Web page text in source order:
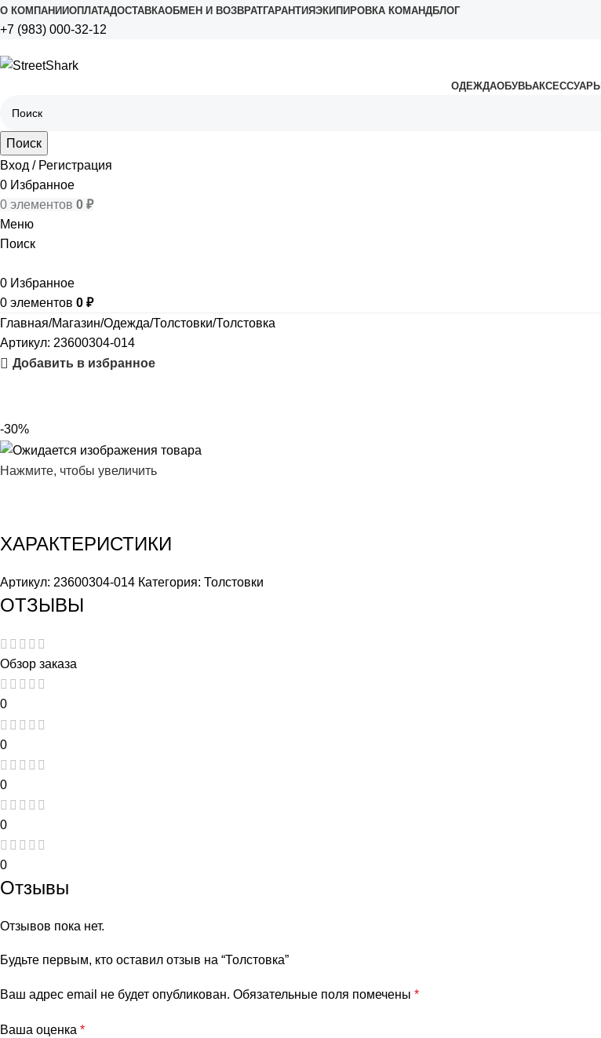
О КОМПАНИИОПЛАТАДОСТАВКАОБМЕН И ВОЗВРАТГАРАНТИЯЭКИПИРОВКА КОМАНДБЛОГ
+7 (983) 000-32-12
ОДЕЖДАОБУВЬАКСЕССУАРЫ
Поиск
Вход / Регистрация
0 Избранное
0 элементов 0 ₽
Меню
Поиск
0 Избранное
0 элементов 0 ₽
Главная Магазин Одежда Толстовки Толстовка
Артикул: 23600304-014
Добавить в избранное
-30%
Нажмите, чтобы увеличить
ХАРАКТЕРИСТИКИ
Артикул: 23600304-014 Категория: Толстовки
ОТЗЫВЫ
Обзор заказа
0
0
0
0
0
Отзывы
Отзывов пока нет.
Будьте первым, кто оставил отзыв на “Толстовка”
Ваш адрес email не будет опубликован. Обязательные поля помечены *
Ваша оценка *